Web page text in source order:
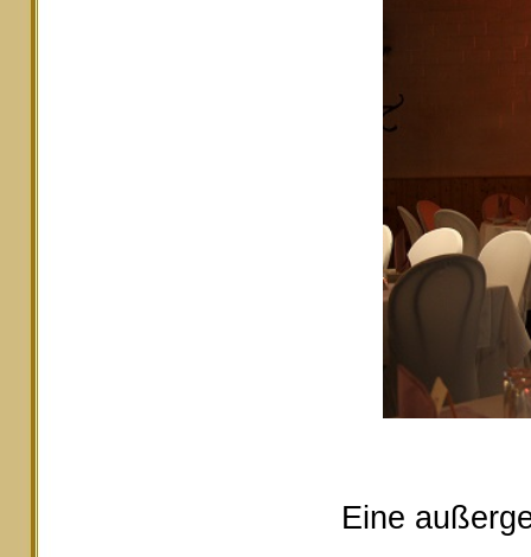
Eine